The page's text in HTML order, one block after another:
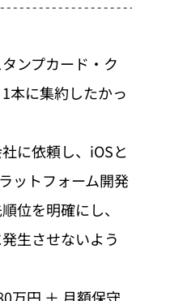
ンプカード・ク
本に集約したかっ
に依頼し、iOSと
ットフォーム開発
位を明確にし、
生させないよう